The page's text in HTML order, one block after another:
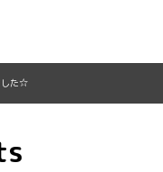
した☆